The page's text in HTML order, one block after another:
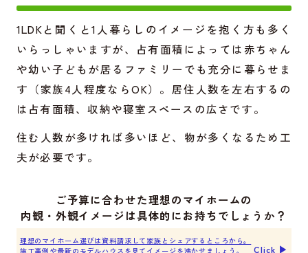
1LDKと聞くと1人暮らしのイメージを抱く方も多く
いらっしゃいますが、占有面積によっては赤ちゃん
や幼い子どもが居るファミリーでも充分に暮らせま
す（家族4人程度ならOK）。居住人数を左右するの
は占有面積、収納や寝室スペースの広さです。
住む人数が多ければ多いほど、物が多くなるため工
夫が必要です。
ご予算に合わせた理想のマイホームの
内観・外観イメージは具体的にお持ちでしょうか？
理想のマイホーム選びは資料請求して家族とシェアするところから。
施工事例や最新のモデルハウスを見てイメージを沸かせましょう。
Click ▶︎